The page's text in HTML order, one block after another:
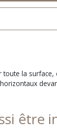
la
être